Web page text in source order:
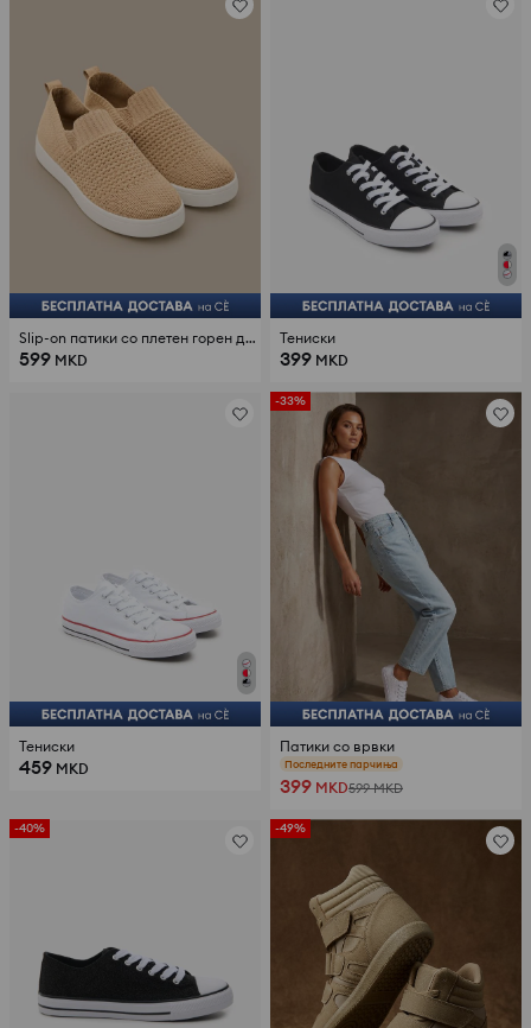
Slip-on патики со плетен горен дел
599 MKD
Тениски
399 MKD
Тениски
459 MKD
-33%
Патики со врвки
Последните парчиња
399 MKD599 MKD
-40% -49%